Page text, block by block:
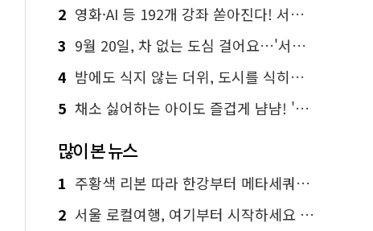
2 영화·AI 등 192개 강좌 쏟아진다! 서울시민대학 선착순 신청
3 9월 20일, 차 없는 도심 걸어요…'서울 걷자 페스티벌' 선착순 5천명
4 밤에도 식지 않는 더위, 도시를 식히는 시원한 해법은?
5 채소 싫어하는 아이도 즐겁게 냠냠! '찾아가는 서울시 식생활 교육' 현장
많이 본 뉴스
1 주황색 리본 따라 한강부터 메타세쿼이아 숲길까지…서울둘레길 15코스
2 서울 로컬여행, 여기부터 시작하세요 '서울에디션25'